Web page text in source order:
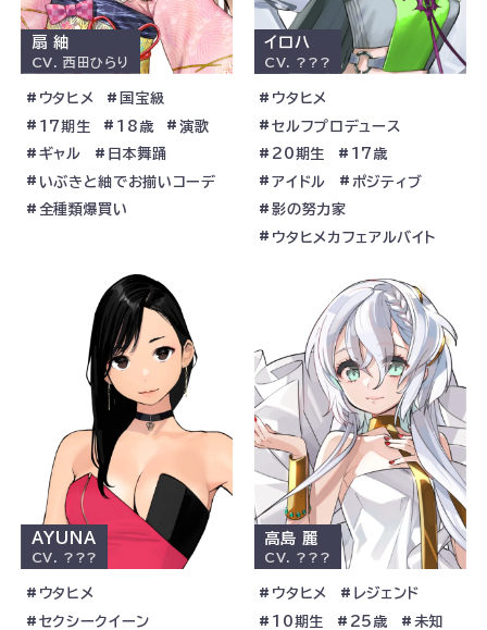
扇 紬
CV.西田ひらり
ウタヒメ
国宝級
17期生
18歳
演歌
ギャル
日本舞踊
いぶきと紬でお揃いコーデ
全種類爆買い
イロハ
CV. ???
ウタヒメ
セルフプロデュース
20期生
17歳
アイドル
ポジティブ
影の努力家
ウタヒメカフェアルバイト
AYUNA
CV. ???
ウタヒメ
セクシークイーン
高島 麗
CV. ???
ウタヒメ
レジェンド
10期生
25歳 未知